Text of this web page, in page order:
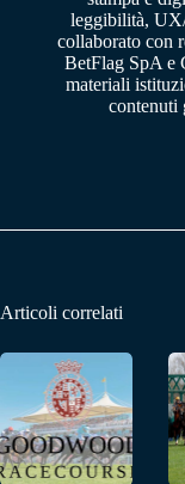
leggibilità,
collaborato con
BetFlag SpA e
materiali
contenuti
Articoli correlati